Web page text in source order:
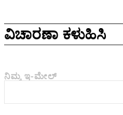
ವಿಚಾರಣಾ ಕಳುಹಿಸಿ
ನಿಮ್ಮ ಇ-ಮೇಲ್